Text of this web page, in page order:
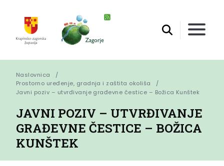
Naslovnica
Prostorno uređenje, gradnja i zaštita okoliša
Javni poziv – utvrđivanje građevne čestice – Božica Kunštek
JAVNI POZIV – UTVRĐIVANJE
GRAĐEVNE ČESTICE – BOŽICA
KUNŠTEK